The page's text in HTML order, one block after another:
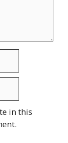
in this